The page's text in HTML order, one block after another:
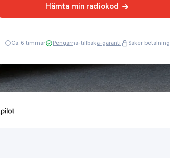
Hämta min radiokod
Ca. 6 timmar Pengarna-tillbaka-garanti Säker betalning